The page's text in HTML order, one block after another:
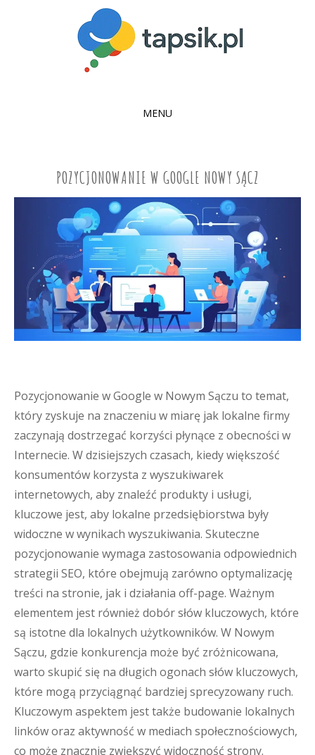
MENU
CONTENTPOZYCJONOWANIE W GOOGLE NOWY SĄCZ
Pozycjonowanie w Google w Nowym Sączu to temat,
który zyskuje na znaczeniu w miarę jak lokalne firmy
zaczynają dostrzegać korzyści płynące z obecności w
Internecie. W dzisiejszych czasach, kiedy większość
konsumentów korzysta z wyszukiwarek
internetowych, aby znaleźć produkty i usługi,
kluczowe jest, aby lokalne przedsiębiorstwa były
widoczne w wynikach wyszukiwania. Skuteczne
pozycjonowanie wymaga zastosowania odpowiednich
strategii SEO, które obejmują zarówno optymalizację
treści na stronie, jak i działania off-page. Ważnym
elementem jest również dobór słów kluczowych, które
są istotne dla lokalnych użytkowników. W Nowym
Sączu, gdzie konkurencja może być zróżnicowana,
warto skupić się na długich ogonach słów kluczowych,
które mogą przyciągnąć bardziej sprecyzowany ruch.
Kluczowym aspektem jest także budowanie lokalnych
linków oraz aktywność w mediach społecznościowych,
co może znacznie zwiększyć widoczność strony.